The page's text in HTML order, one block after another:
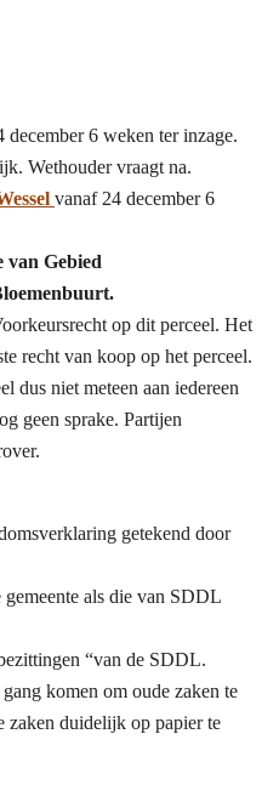
december 6 weken ter inzage.
Wethouder vraagt na.
vanaf 24 december 6
van Gebied
op dit perceel. Het
recht van koop op het perceel.
dus niet meteen aan iedereen
geen sprake. Partijen
getekend door
als die van SDDL
“van de SDDL.
komen om oude zaken te
zaken duidelijk op papier te